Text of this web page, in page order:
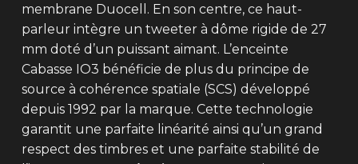
membrane Duocell. En son centre, ce haut-
parleur intègre un tweeter à dôme rigide de 27
mm doté d’un puissant aimant. L’enceinte
Cabasse IO3 bénéficie de plus du principe de
source à cohérence spatiale (SCS) développé
depuis 1992 par la marque. Cette technologie
garantit une parfaite linéarité ainsi qu’un grand
respect des timbres et une parfaite stabilité de